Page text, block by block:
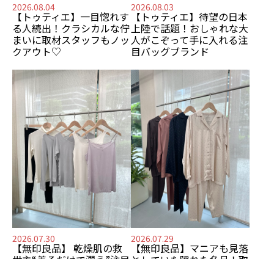
2026.08.04
【トゥティエ】 一目惚れす
る人続出！ クラシカルな佇
まいに取材スタッフもノッ
クアウト♡
2026.08.03
【トゥティエ】 待望の日本
上陸で話題！ おしゃれな大
人がこぞって手に入れる注
目バッグブランド
2026.07.30
【無印良品】 乾燥肌の救
2026.07.29
【無印良品】 マニアも見落